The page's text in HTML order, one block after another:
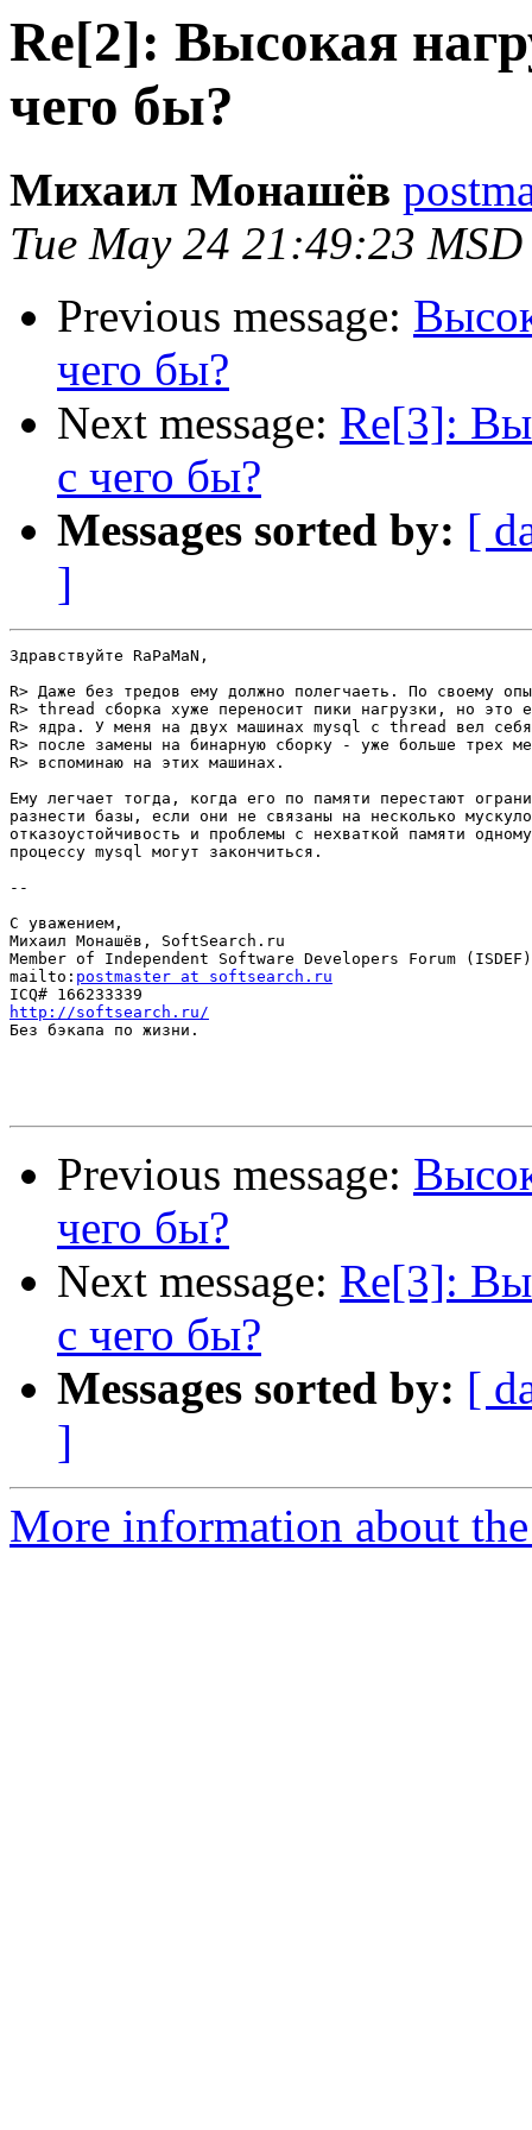
Re[2]: Высокая
чего бы?
Михаил Монашёв
Tue May 24 21:49:23
Previous message:
чего бы?
Next message: Re[3]:
с чего бы?
Messages sorted by: [
]
Здравствуйте RaPaMaN,
R> Даже без тредов ему должно полегчаеть. По своему
R> thread сборка хуже переносит пики нагрузки, но это
R> ядра. У меня на двух машинах mysql с thread вел
R> после замены на бинарную сборку - уже больше трех
R> вспоминаю на этих машинах.
Ему легчает тогда, когда его по памяти перестают
разнести базы, если они не связаны на несколько
отказоустойчивость и проблемы с нехваткой памяти
процессу mysql могут закончиться.
--
С уважением,
Михаил Монашёв, SoftSearch.ru
Member of Independent Software Developers Forum (ISDEF)
mailto: postmaster at softsearch.ru
http://softsearch.ru/
Без бэкапа по жизни.
Previous message:
чего бы?
Next message: Re[3]:
с чего бы?
Messages sorted by: [
]
More information about